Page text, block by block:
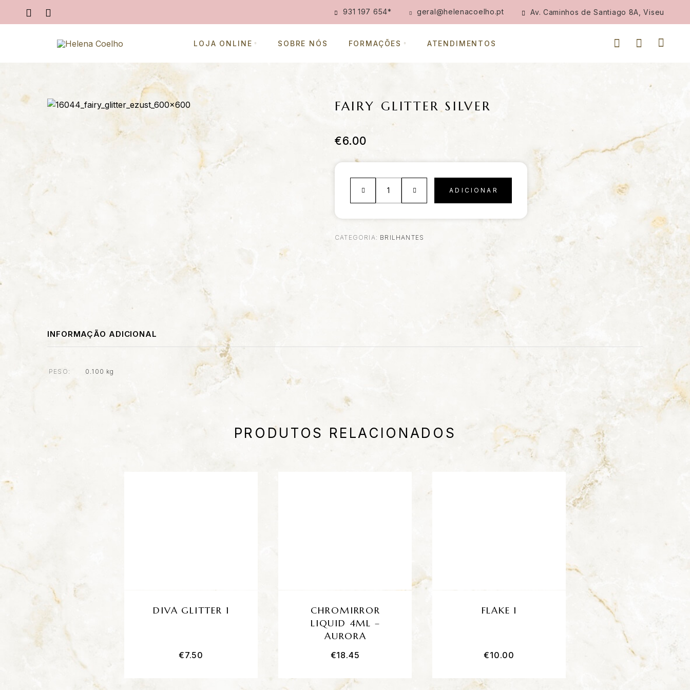
931 197 654* geral@helenacoelho.pt Av. Caminhos de Santiago 8A, Viseu
LOJA ONLINE SOBRE NÓS FORMAÇÕES ATENDIMENTOS
FAIRY GLITTER SILVER
€6.00
ADICIONAR
CATEGORIA: BRILHANTES
INFORMAÇÃO ADICIONAL
PESO 0.100 kg
PRODUTOS RELACIONADOS
DIVA GLITTER 1
€7.50
CHROMIRROR
LIQUID 4ML –
AURORA
€18.45
FLAKE 1
€10.00
SENS FLAKE
€